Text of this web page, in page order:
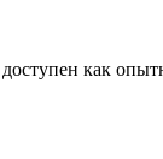
как